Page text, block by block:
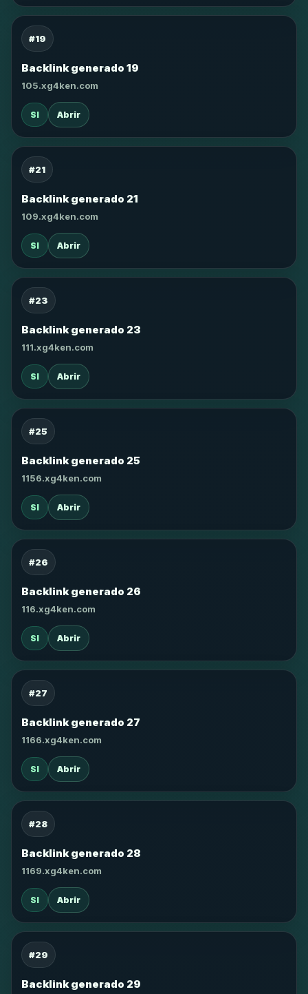
#19
Backlink generado 19
105.xg4ken.com
SI Abrir
#21
Backlink generado 21
109.xg4ken.com
SI Abrir
#23
Backlink generado 23
111.xg4ken.com
SI Abrir
#25
Backlink generado 25
1156.xg4ken.com
SI Abrir
#26
Backlink generado 26
116.xg4ken.com
SI Abrir
#27
Backlink generado 27
1166.xg4ken.com
SI Abrir
#28
Backlink generado 28
1169.xg4ken.com
SI Abrir
#29
Backlink generado 29